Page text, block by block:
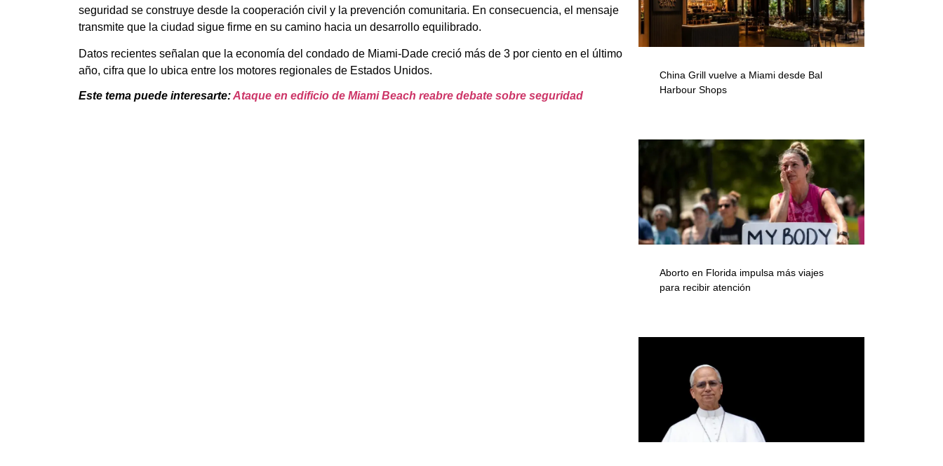
seguridad se construye desde la cooperación civil y la prevención comunitaria. En consecuencia, el mensaje
transmite que la ciudad sigue firme en su camino hacia un desarrollo equilibrado.
Datos recientes señalan que la economía del condado de Miami-Dade creció más de 3 por ciento en el último
año, cifra que lo ubica entre los motores regionales de Estados Unidos.
Este tema puede interesarte:Ataque en edificio de Miami Beach reabre debate sobre seguridad
China Grill vuelve a Miami desde Bal
Harbour Shops
Aborto en Florida impulsa más viajes
para recibir atención